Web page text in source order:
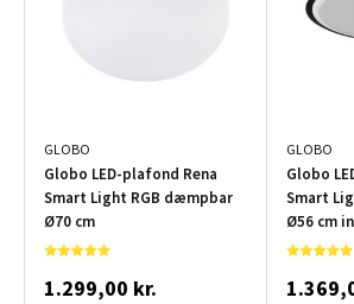
GLOBO
Globo LED-plafond Rena
Smart Light RGB dæmpbar
Ø70 cm
1.299,00 kr.
GLOBO
Globo
Smart
Ø56 cm